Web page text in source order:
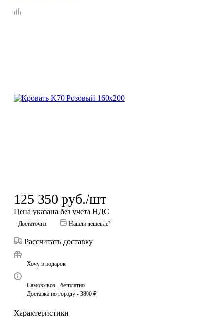
125 350 руб./шт
Цена указана без учета НДС
Достаточно Нашли дешевле?
Рассчитать доставку
Хочу в подарок
Самовывоз - бесплатно
Доставка по городу - 3800 ₽
Характеристики